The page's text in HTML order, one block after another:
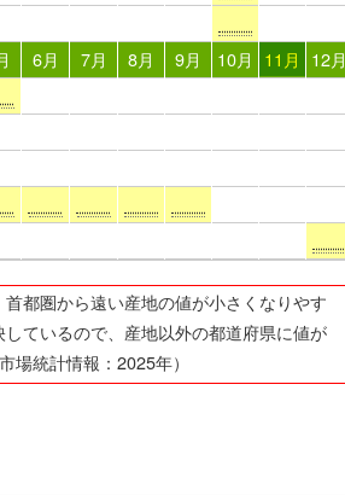
6月 7月 8月 9月 10月 11月
12月
都圏から遠い産地の値が小さくなりやす
ているので、産地以外の都道府県に値が
場統計情報：2025年）